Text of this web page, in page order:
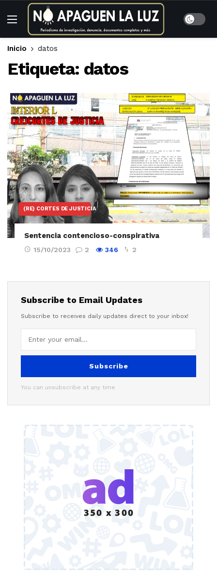
Inicio datos
Etiqueta: datos
(RE) CORTES DE JUSTICIA
Sentencia contencioso-conspirativa
15/10/2023 2 346 2
Subscribe to Email Updates
Subscribe to receives daily updates direct to your inbox!
Subscribe
You can unsubscribe at any time